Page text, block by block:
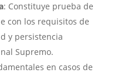
: Constituye prueba de
con los requisitos de
y persistencia
Supremo.
en casos de